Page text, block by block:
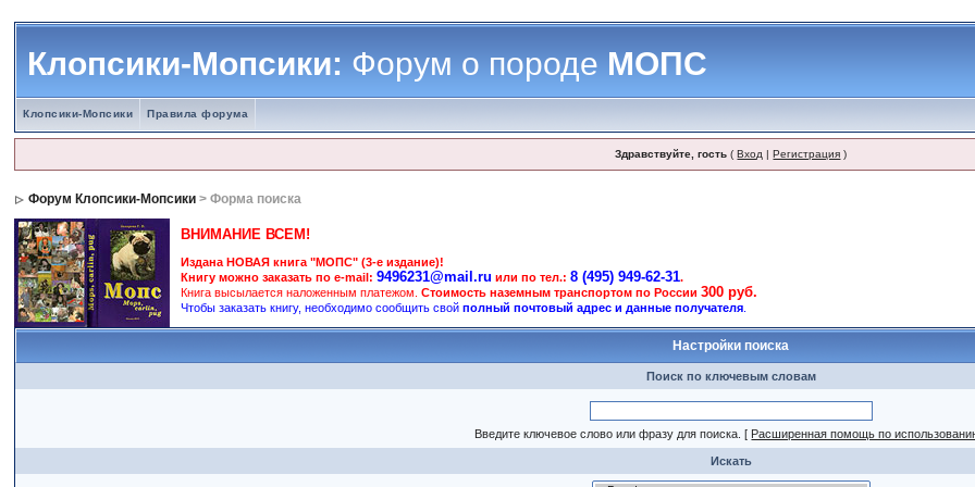
Клопсики-Мопсики:Форум о породеМОПС
Клопсики-Мопсики Правила форума
Здравствуйте, гость (Вход |Регистрация )
Форум Клопсики-Мопсики > Форма поиска
ВНИМАНИЕ ВСЕМ!
Издана НОВАЯ книга "МОПС" (3-е издание)!
Книгу можно заказать по e-mail:9496231@mail.ru или по тел.:8 (495) 949-62-31.
Книга высылается наложенным платежом.Стоимость наземным транспортом по России300 руб.
Чтобы заказать книгу, необходимо сообщить свойполный почтовый адрес и данные получателя
Настройки поиска
Поиск по ключевым словам
Введите ключевое слово или фразу для поиска. [ Расширенная помощь по
Искать